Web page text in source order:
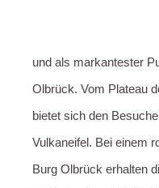
und als markantester
Olbrück. Vom Plateau
bietet sich den
Vulkaneifel. Bei einem
Burg Olbrück erhalten